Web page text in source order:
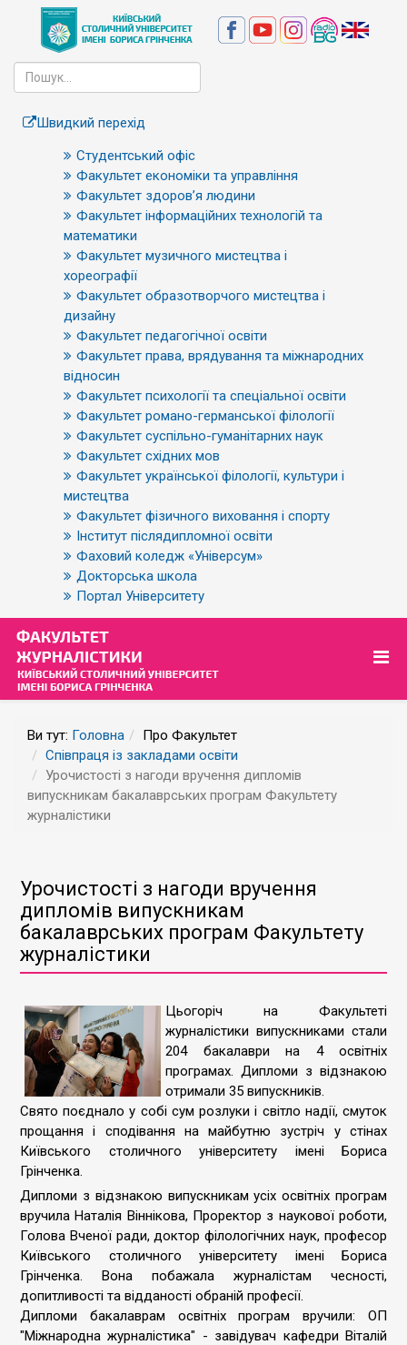
Швидкий перехід
Студентський офіс
Факультет економіки та управління
Факультет здоров’я людини
Факультет інформаційних технологій та
математики
Факультет музичного мистецтва і
хореографії
Факультет образотворчого мистецтва і
дизайну
Факультет педагогічної освіти
Факультет права, врядування та міжнародних
відносин
Факультет психології та спеціальної освіти
Факультет романо-германської філології
Факультет суспільно-гуманітарних наук
Факультет східних мов
Факультет української філології, культури і
мистецтва
Факультет фізичного виховання і спорту
Інститут післядипломної освіти
Фаховий коледж «Універсум»
Докторська школа
Портал Університету
Ви тут: Головна
Про Факультет
Співпраця із закладами освіти
Урочистості з нагоди вручення дипломів
випускникам бакалаврських програм Факультету
журналістики
Урочистості з нагоди вручення
дипломів випускникам
бакалаврських програм Факультету
журналістики
Цьогоріч на Факультеті
журналістики випускниками стали
204 бакалаври на 4 освітніх
програмах. Дипломи з відзнакою
отримали 35 випускників.
Свято поєднало у собі сум розлуки і світло надії, смуток
прощання і сподівання на майбутню зустріч у стінах
Київського столичного університету імені Бориса
Грінченка.
Дипломи з відзнакою випускникам усіх освітніх програм
вручила Наталія Віннікова, Проректор з наукової роботи,
Голова Вченої ради, доктор філологічних наук, професор
Київського столичного університету імені Бориса
Грінченка. Вона побажала журналістам чесності,
допитливості та відданості обраній професії.
Дипломи бакалаврам освітніх програм вручили: ОП
"Міжнародна журналістика" - завідувач кафедри Віталій